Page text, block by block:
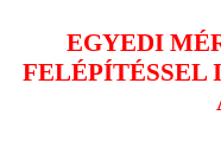
EGYEDI
FELÉPÍTÉSSEL